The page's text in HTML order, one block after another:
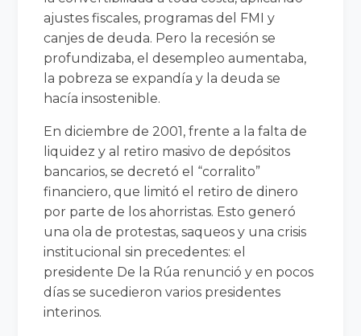
ajustes fiscales, programas del FMI y
canjes de deuda. Pero la recesión se
profundizaba, el desempleo aumentaba,
la pobreza se expandía y la deuda se
hacía insostenible.
En diciembre de 2001, frente a la falta de
liquidez y al retiro masivo de depósitos
bancarios, se decretó el “corralito”
financiero, que limitó el retiro de dinero
por parte de los ahorristas. Esto generó
una ola de protestas, saqueos y una crisis
institucional sin precedentes: el
presidente De la Rúa renunció y en pocos
días se sucedieron varios presidentes
interinos.